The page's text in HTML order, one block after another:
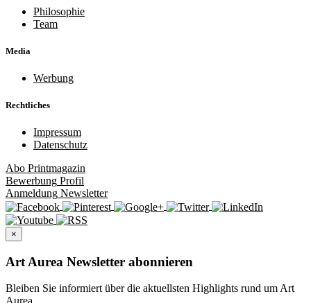
Philosophie
Team
Media
Werbung
Rechtliches
Impressum
Datenschutz
Abo Printmagazin
Bewerbung Profil
Anmeldung Newsletter
×
Art Aurea Newsletter abonnieren
Bleiben Sie informiert über die aktuellsten Highlights rund um Art